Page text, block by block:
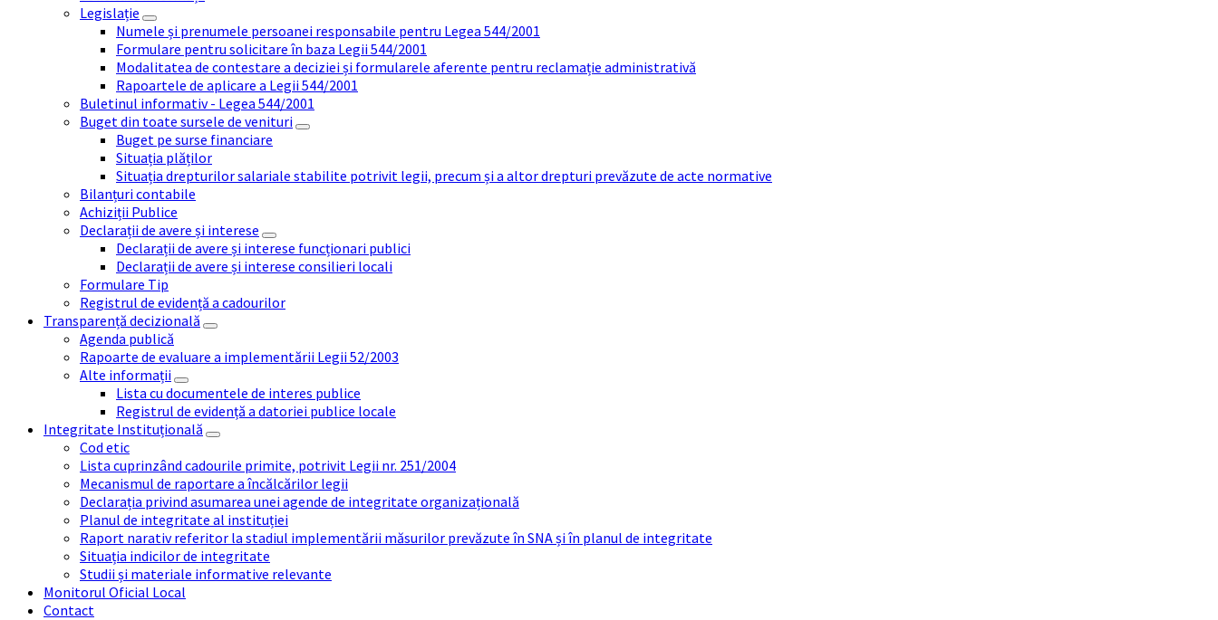
Legislație
Numele și prenumele persoanei responsabile pentru Legea 544/2001
Formulare pentru solicitare în baza Legii 544/2001
Modalitatea de contestare a deciziei și formularele aferente pentru reclamație administrativă
Rapoartele de aplicare a Legii 544/2001
Buletinul informativ - Legea 544/2001
Buget din toate sursele de venituri
Buget pe surse financiare
Situația plăților
Situația drepturilor salariale stabilite potrivit legii, precum și a altor drepturi prevăzute de acte normative
Bilanțuri contabile
Achiziții Publice
Declarații de avere și interese
Declarații de avere și interese funcționari publici
Declarații de avere și interese consilieri locali
Formulare Tip
Registrul de evidență a cadourilor
Transparență decizională
Agenda publică
Rapoarte de evaluare a implementării Legii 52/2003
Alte informații
Lista cu documentele de interes publice
Registrul de evidență a datoriei publice locale
Integritate Instituțională
Cod etic
Lista cuprinzând cadourile primite, potrivit Legii nr. 251/2004
Mecanismul de raportare a încălcărilor legii
Declarația privind asumarea unei agende de integritate organizațională
Planul de integritate al instituției
Raport narativ referitor la stadiul implementării măsurilor prevăzute în SNA și în planul de integritate
Situația indicilor de integritate
Studii și materiale informative relevante
Monitorul Oficial Local
Contact